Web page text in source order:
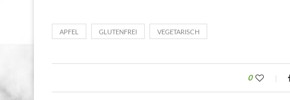
APFEL GLUTENFREI VEGETARISCH
0